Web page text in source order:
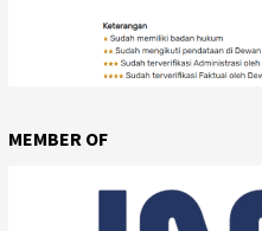
MEMBER OF